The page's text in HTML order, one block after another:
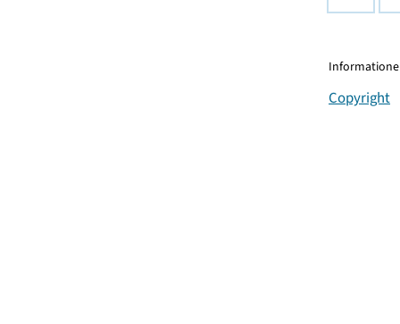
Copyright